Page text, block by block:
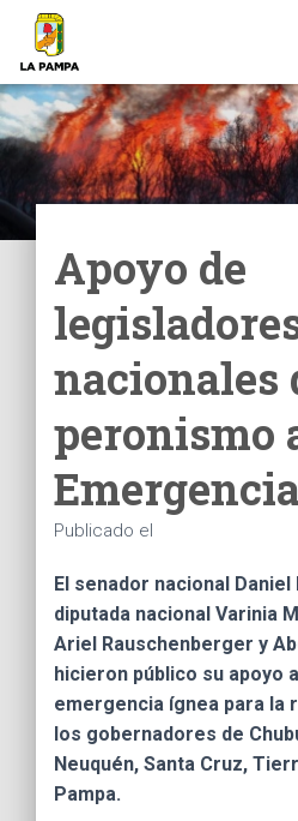
Apoyo de
nacionales
peronismo
Publicado el
El senador nacional Daniel
diputada nacional Varinia
Ariel Rauschenberger y
hicieron público su apoyo
emergencia ígnea para la
los gobernadores de
Neuquén, Santa Cruz,
Pampa.